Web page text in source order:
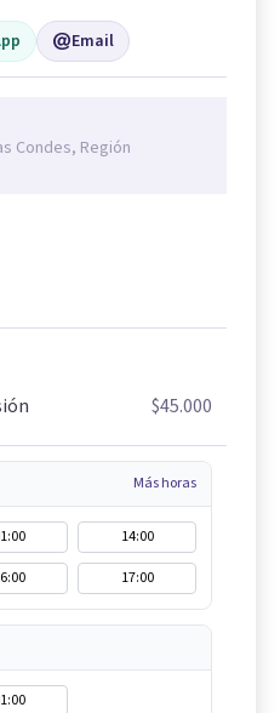
Email
Condes, Región
$45.000
Más horas
14:00
17:00